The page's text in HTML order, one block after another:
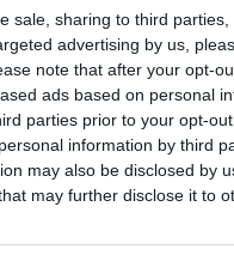
sale, sharing to third
advertising by us,
note that after your opt-
ads based on personal
parties prior to your opt-
information by third
may also be disclosed by
may further disclose it to